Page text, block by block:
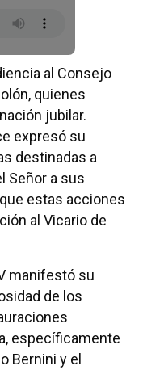
al Consejo
quienes
jubilar.
expresó su
destinadas a
Señor a sus
estas acciones
al Vicario de
manifestó su
de los
específicamente
Bernini y el